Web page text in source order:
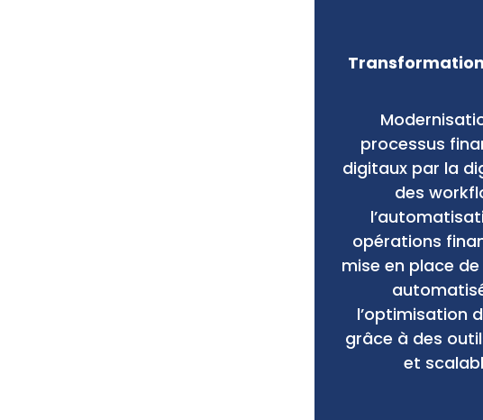
processus
digitaux par la
des
opérations
mise en place
l’optimisation
grâce à des
et